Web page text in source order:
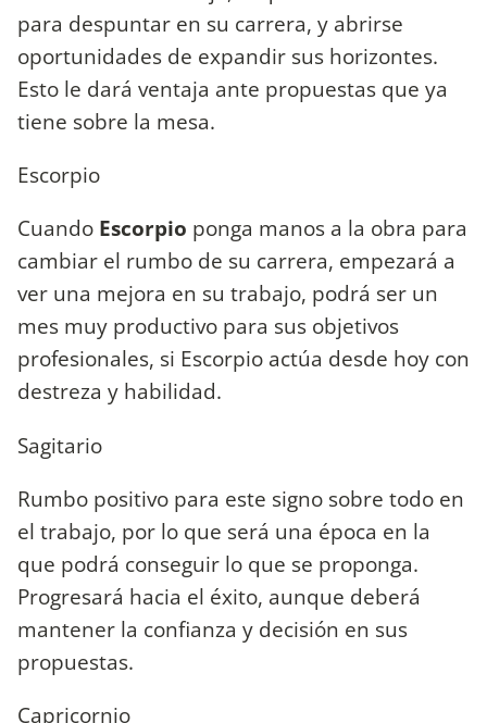
para despuntar en su carrera, y abrirse
oportunidades de expandir sus horizontes.
Esto le dará ventaja ante propuestas que ya
tiene sobre la mesa.
Escorpio
Cuando Escorpio ponga manos a la obra para
cambiar el rumbo de su carrera, empezará a
ver una mejora en su trabajo, podrá ser un
mes muy productivo para sus objetivos
profesionales, si Escorpio actúa desde hoy con
destreza y habilidad.
Sagitario
Rumbo positivo para este signo sobre todo en
el trabajo, por lo que será una época en la
que podrá conseguir lo que se proponga.
Progresará hacia el éxito, aunque deberá
mantener la confianza y decisión en sus
propuestas.
Capricornio